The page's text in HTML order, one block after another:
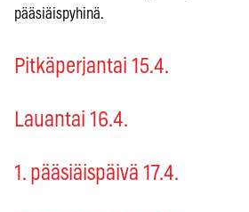
pääsiäispyhinä.
Pitkäperjantai 15.4.
Lauantai 16.4.
1. pääsiäispäivä 17.4.